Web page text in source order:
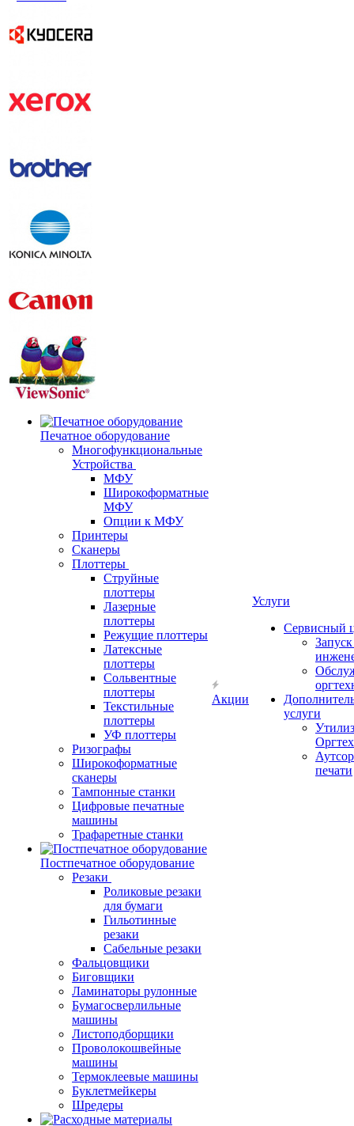
Печатное оборудование
Многофункциональные
Устройства
МФУ
Широкоформатные
МФУ
Опции к МФУ
Принтеры
Сканеры
Плоттеры
Струйные
плоттеры
Лазерные
плоттеры
Режущие плоттеры
Латексные
плоттеры
Сольвентные
плоттеры
Текстильные
плоттеры
УФ плоттеры
Ризографы
Широкоформатные
сканеры
Тампонные станки
Цифровые печатные
машины
Трафаретные станки
Постпечатное оборудование
Резаки
Роликовые резаки
для бумаги
Гильотинные
резаки
Сабельные резаки
Фальцовщики
Биговщики
Ламинаторы рулонные
Бумагосверлильные
машины
Листоподборщики
Проволокошвейные
машины
Термоклеевые машины
Буклетмейкеры
Шредеры
Акции
Услуги
Сервисный
услуги
печати